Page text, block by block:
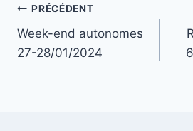
Navigation
de
PRÉCÉDENT
Week-end autonomes
27-28/01/2024